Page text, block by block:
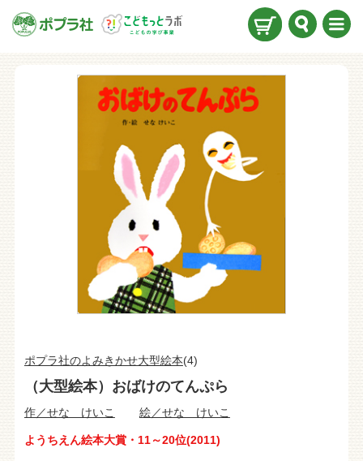
ュー
ポプラ社のよみきかせ大型絵本(4)
（大型絵本）おばけのてんぷら
作／せな けいこ 絵／せな けいこ
ようちえん絵本大賞・11～20位(2011)